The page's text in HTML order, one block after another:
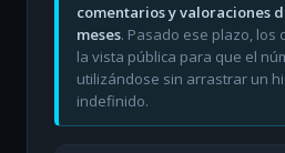
comentarios y valoraciones
meses. Pasado ese plazo, los
la vista pública para que el
utilizándose sin arrastrar un
indefinido.